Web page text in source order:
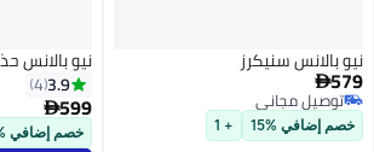
+ 1
نيو بالانس حذاء رياضي 530
خصم إضافي %15 + 1